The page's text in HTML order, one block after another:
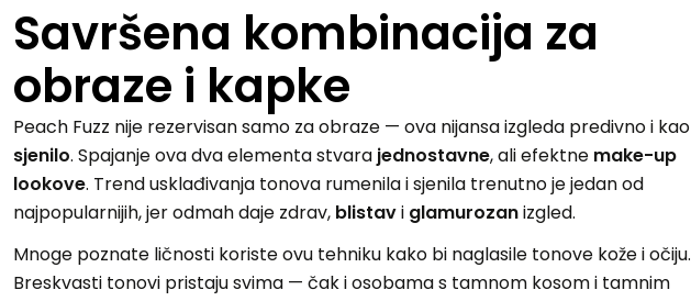
Savršena kombinacija za
obraze i kapke
Peach Fuzz nije rezervisan samo za obraze — ova nijansa izgleda predivno i kao
sjenilo. Spajanje ova dva elementa stvara jednostavne, ali efektne make-up
lookove. Trend usklađivanja tonova rumenila i sjenila trenutno je jedan od
najpopularnijih, jer odmah daje zdrav, blistavi glamurozanizgled.
Mnoge poznate ličnosti koriste ovu tehniku kako bi naglasile tonove kože i očiju.
Breskvasti tonovi pristaju svima — čak i osobama s tamnom kosom i tamnim